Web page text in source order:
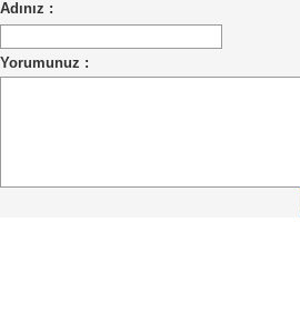
Adınız :
Yorumunuz :